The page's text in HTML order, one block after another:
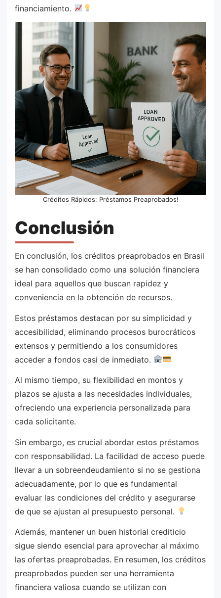
financiamiento.
Créditos Rápidos: Préstamos Preaprobados!
Conclusión
En conclusión, los créditos preaprobados en Brasil
se han consolidado como una solución financiera
ideal para aquellos que buscan rapidez y
conveniencia en la obtención de recursos.
Estos préstamos destacan por su simplicidad y
accesibilidad, eliminando procesos burocráticos
extensos y permitiendo a los consumidores
acceder a fondos casi de inmediato.
Al mismo tiempo, su flexibilidad en montos y
plazos se ajusta a las necesidades individuales,
ofreciendo una experiencia personalizada para
cada solicitante.
Sin embargo, es crucial abordar estos préstamos
con responsabilidad. La facilidad de acceso puede
llevar a un sobreendeudamiento si no se gestiona
adecuadamente, por lo que es fundamental
evaluar las condiciones del crédito y asegurarse
de que se ajustan al presupuesto personal.
Además, mantener un buen historial crediticio
sigue siendo esencial para aprovechar al máximo
las ofertas preaprobadas. En resumen, los créditos
preaprobados pueden ser una herramienta
financiera valiosa cuando se utilizan con